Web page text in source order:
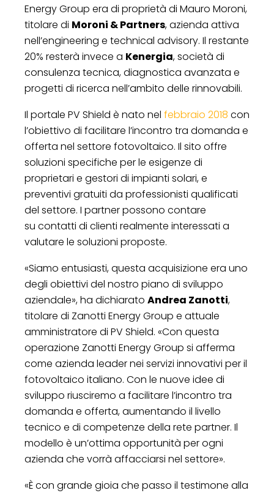
Energy Group era di proprietà di Mauro Moroni,
titolare di Moroni & Partners, azienda attiva
nell’engineering e technical advisory. Il restante
20% resterà invece a Kenergia, società di
consulenza tecnica, diagnostica avanzata e
progetti di ricerca nell’ambito delle rinnovabili.
Il portale PV Shield è nato nel febbraio 2018 con
l’obiettivo di facilitare l’incontro tra domanda e
offerta nel settore fotovoltaico. Il sito offre
soluzioni specifiche per le esigenze di
proprietari e gestori di impianti solari, e
preventivi gratuiti da professionisti qualificati
del settore. I partner possono contare
su contatti di clienti realmente interessati a
valutare le soluzioni proposte.
«Siamo entusiasti, questa acquisizione era uno
degli obiettivi del nostro piano di sviluppo
aziendale», ha dichiarato Andrea Zanotti,
titolare di Zanotti Energy Group e attuale
amministratore di PV Shield. «Con questa
operazione Zanotti Energy Group si afferma
come azienda leader nei servizi innovativi per il
fotovoltaico italiano. Con le nuove idee di
sviluppo riusciremo a facilitare l’incontro tra
domanda e offerta, aumentando il livello
tecnico e di competenze della rete partner. Il
modello è un’ottima opportunità per ogni
azienda che vorrà affacciarsi nel settore».
«È con grande gioia che passo il testimone alla